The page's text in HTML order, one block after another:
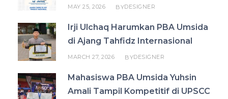
MAY 25, 2026 BYDESIGNER
Irji Ulchaq Harumkan PBA Umsida
di Ajang Tahfidz Internasional
MARCH 27, 2026 BYDESIGNER
Mahasiswa PBA Umsida Yuhsin
Amali Tampil Kompetitif di UPSCC